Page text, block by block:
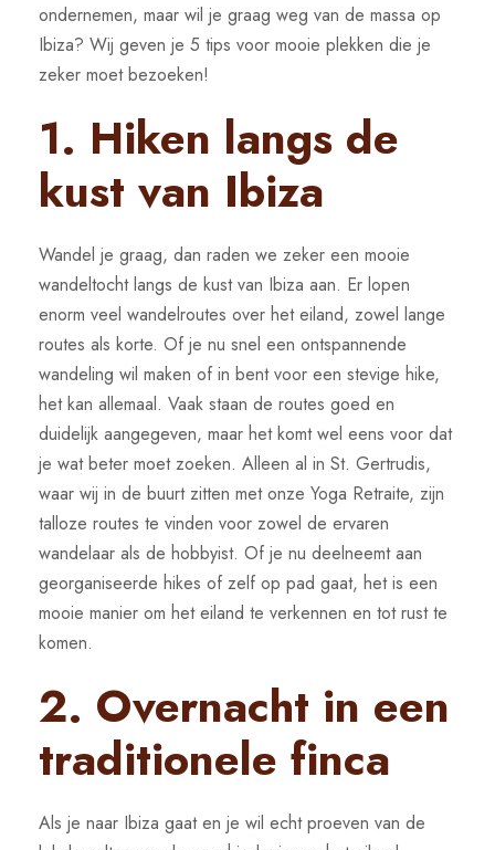
ondernemen, maar wil je graag weg van de massa op
Ibiza? Wij geven je 5 tips voor mooie plekken die je
zeker moet bezoeken!
1. Hiken langs de
kust van Ibiza
Wandel je graag, dan raden we zeker een mooie
wandeltocht langs de kust van Ibiza aan. Er lopen
enorm veel wandelroutes over het eiland, zowel lange
routes als korte. Of je nu snel een ontspannende
wandeling wil maken of in bent voor een stevige hike,
het kan allemaal. Vaak staan de routes goed en
duidelijk aangegeven, maar het komt wel eens voor dat
je wat beter moet zoeken. Alleen al in St. Gertrudis,
waar wij in de buurt zitten met onze Yoga Retraite, zijn
talloze routes te vinden voor zowel de ervaren
wandelaar als de hobbyist. Of je nu deelneemt aan
georganiseerde hikes of zelf op pad gaat, het is een
mooie manier om het eiland te verkennen en tot rust te
komen.
2. Overnacht in een
traditionele finca
Als je naar Ibiza gaat en je wil echt proeven van de